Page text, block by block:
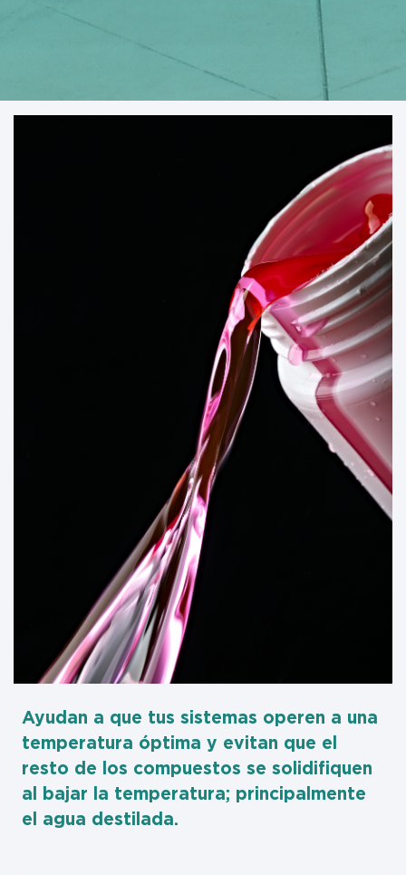
Ayudan a que tus sistemas operen a una
temperatura óptima y evitan que el
resto de los compuestos se solidifiquen
al bajar la temperatura; principalmente
el agua destilada.